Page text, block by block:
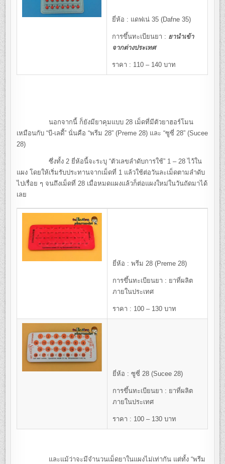
ยี่ห้อ : แดฟเน่ 35 (Dafne 35)
การขึ้นทะเบียนยา : ยานำเข้า
จากต่างประเทศ
ราคา : 110 – 140 บาท
นอกจากนี้ ก็ยังมียาคุมแบบ 28 เม็ดที่มีตัวยาฮอร์โมน
เหมือนกับ “บี-เลดี้” นั่นคือ “พรีม 28” (Preme 28) และ “ซูซี่ 28” (Sucee
28)
ซึ่งทั้ง 2 ยี่ห้อนี้จะระบุ “ตัวเลขลำดับการใช้” 1 – 28 ไว้ใน
แผง โดยให้เริ่มรับประทานจากเม็ดที่ 1 แล้วใช้ต่อวันละเม็ดตามลำดับ
ไปเรื่อย ๆ จนถึงเม็ดที่ 28 เมื่อหมดแผงแล้วก็ต่อแผงใหม่ในวันถัดมาได้
เลย
ยี่ห้อ : พรีม 28 (Preme 28)
การขึ้นทะเบียนยา : ยาที่ผลิต
ภายในประเทศ
ราคา : 100 – 130 บาท
ยี่ห้อ : ซูซี่ 28 (Sucee 28)
การขึ้นทะเบียนยา : ยาที่ผลิต
ภายในประเทศ
ราคา : 100 – 130 บาท
และแม้ว่าจะมีจำนวนเม็ดยาในแผงไม่เท่ากัน แต่ทั้ง “พรีม